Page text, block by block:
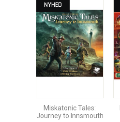
NYHED
Miskatonic Tales:
Journey to Innsmouth